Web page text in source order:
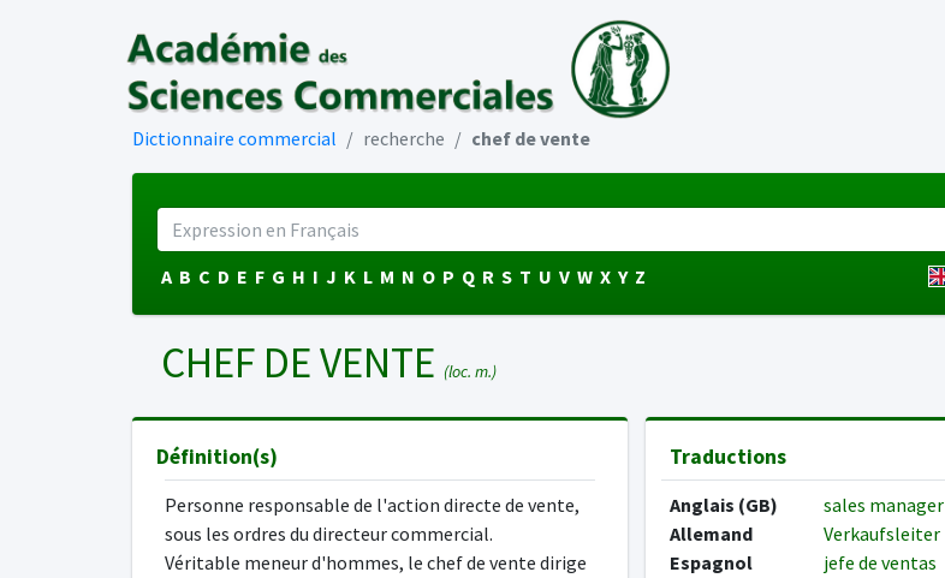
Dictionnaire commercial recherche chef de vente
A B C D E F G H I J K L M N O P Q R S T U V W X Y Z
CHEF DE VENTE (loc. m.)
Définition(s)
Personne responsable de l'action directe de vente,
sous les ordres du directeur commercial.
Véritable meneur d'hommes, le chef de vente dirige
Traductions
Anglais (GB)
sales manager
Allemand
Verkaufsleiter
Espagnol
jefe de ventas